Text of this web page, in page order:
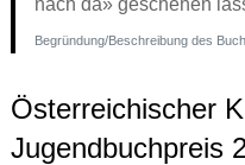
nach da» geschehen
Begründung/Beschreibung des
Österreichischer
Jugendbuchpreis